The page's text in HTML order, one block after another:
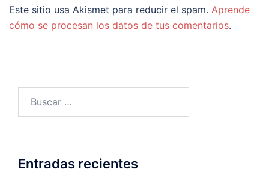
Este sitio usa Akismet para reducir el spam. Aprende
cómo se procesan los datos de tus comentarios.
Entradas recientes